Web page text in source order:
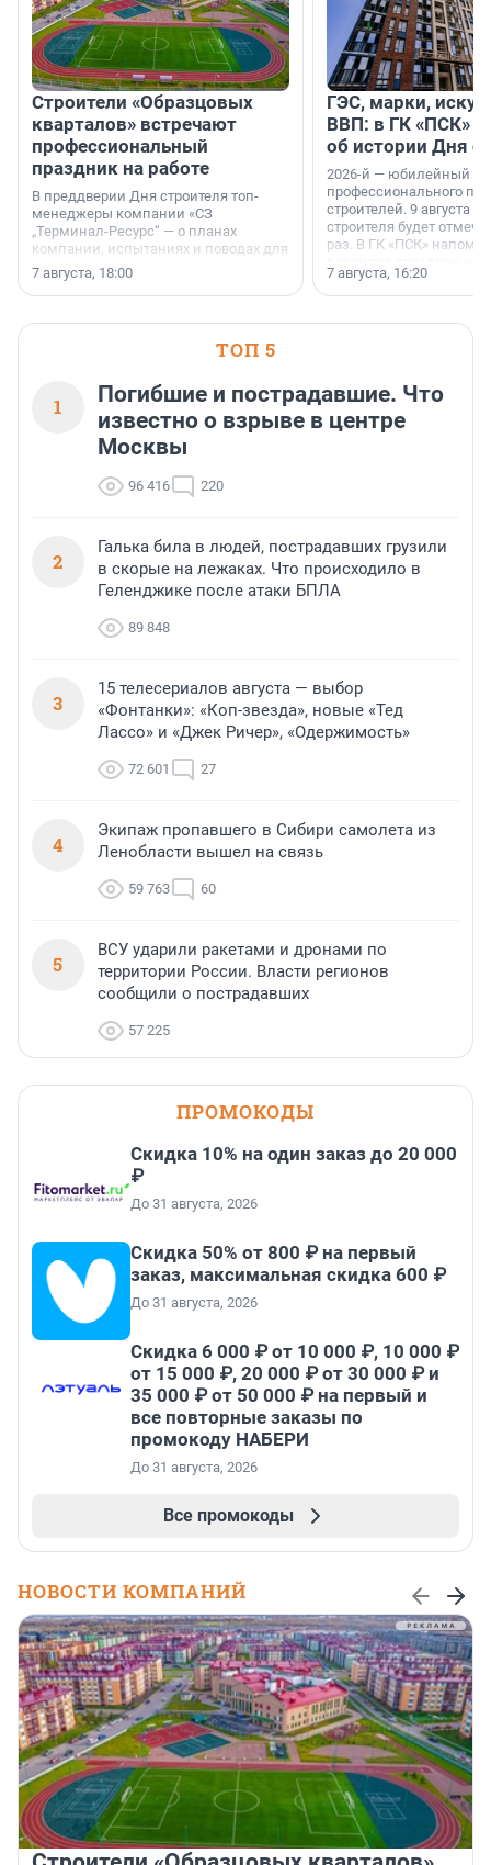
Строители «Образцовых
кварталов» встречают
профессиональный
праздник на работе
В преддверии Дня строителя топ-
менеджеры компании «СЗ
„Терминал-Ресурс“ — о планах
компании, испытаниях и поводах для
осторожного оптимизма.
7 августа, 18:00
ГЭС, марки,
ВВП: в ГК «ПСК»
об истории Дня
2026-й — юбилейный
профессионального
строителей. 9 августа
строителя будет
раз. В ГК «ПСК»
поменялась роль
7 августа, 16:20
ТОП 5
1
Погибшие и пострадавшие. Что
известно о взрыве в центре
Москвы
96 416 220
2
Галька била в людей, пострадавших грузили
в скорые на лежаках. Что происходило в
Геленджике после атаки БПЛА
89 848
3
15 телесериалов августа — выбор
«Фонтанки»: «Коп-звезда», новые «Тед
Лассо» и «Джек Ричер», «Одержимость»
72 601 27
4
Экипаж пропавшего в Сибири самолета из
Ленобласти вышел на связь
59 763 60
5
ВСУ ударили ракетами и дронами по
территории России. Власти регионов
сообщили о пострадавших
57 225
ПРОМОКОДЫ
Скидка 10% на один заказ до 20 000
₽
До 31 августа, 2026
Скидка 50% от 800 ₽ на первый
заказ, максимальная скидка 600 ₽
До 31 августа, 2026
Скидка 6 000 ₽ от 10 000 ₽, 10 000 ₽
от 15 000 ₽, 20 000 ₽ от 30 000 ₽ и
35 000 ₽ от 50 000 ₽ на первый и
все повторные заказы по
промокоду НАБЕРИ
До 31 августа, 2026
Все промокоды
НОВОСТИ КОМПАНИЙ